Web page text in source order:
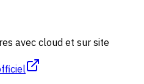
avec cloud et sur site